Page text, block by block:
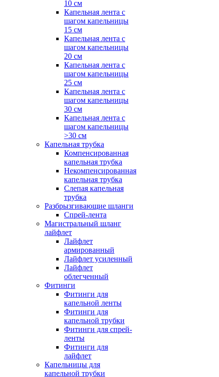
10 см
Капельная лента с
шагом капельницы
15 см
Капельная лента с
шагом капельницы
20 см
Капельная лента с
шагом капельницы
25 см
Капельная лента с
шагом капельницы
30 см
Капельная лента с
шагом капельницы
>30 см
Капельная трубка
Компенсированная
капельная трубка
Некомпенсированная
капельная трубка
Слепая капельная
трубка
Разбрызгивающие шланги
Спрей-лента
Магистральный шланг
лайфлет
Лайфлет
армированный
Лайфлет усиленный
Лайфлет
облегченный
Фитинги
Фитинги для
капельной ленты
Фитинги для
капельной трубки
Фитинги для спрей-
ленты
Фитинги для
лайфлет
Капельницы для
капельной трубки